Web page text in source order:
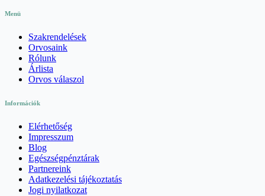
Menü
Szakrendelések
Orvosaink
Rólunk
Árlista
Orvos válaszol
Információk
Elérhetőség
Impresszum
Blog
Egészségpénztárak
Partnereink
Adatkezelési tájékoztatás
Jogi nyilatkozat